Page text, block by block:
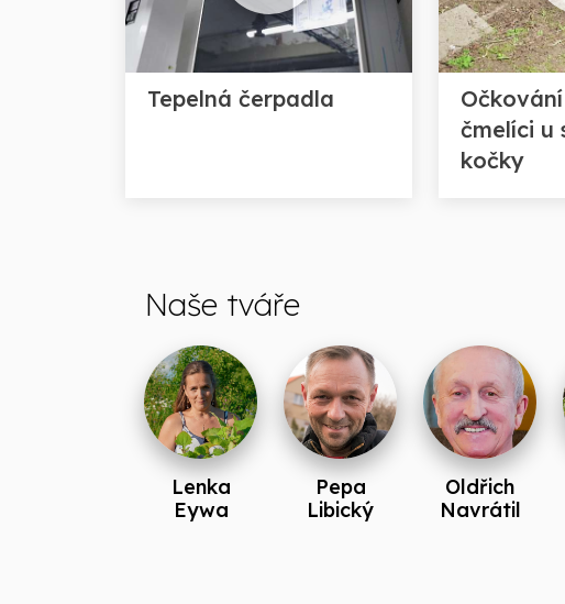
Tepelná čerpadla
čmelíci u
kočky
Naše tváře
Lenka
Eywa
Pepa
Libický
Oldřich
Navrátil